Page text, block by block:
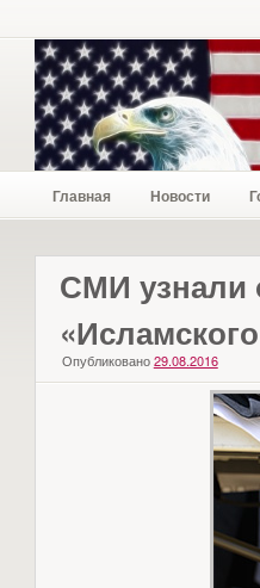
Главная Новости
СМИ узнали
Опубликовано 29.08.2016